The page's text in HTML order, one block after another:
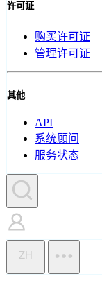
许可证
购买许可证
管理许可证
其他
API
系统顾问
服务状态
ZH